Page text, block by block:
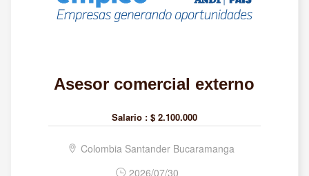
Asesor comercial externo
Salario : $ 2.100.000
Colombia Santander Bucaramanga
2026/07/30